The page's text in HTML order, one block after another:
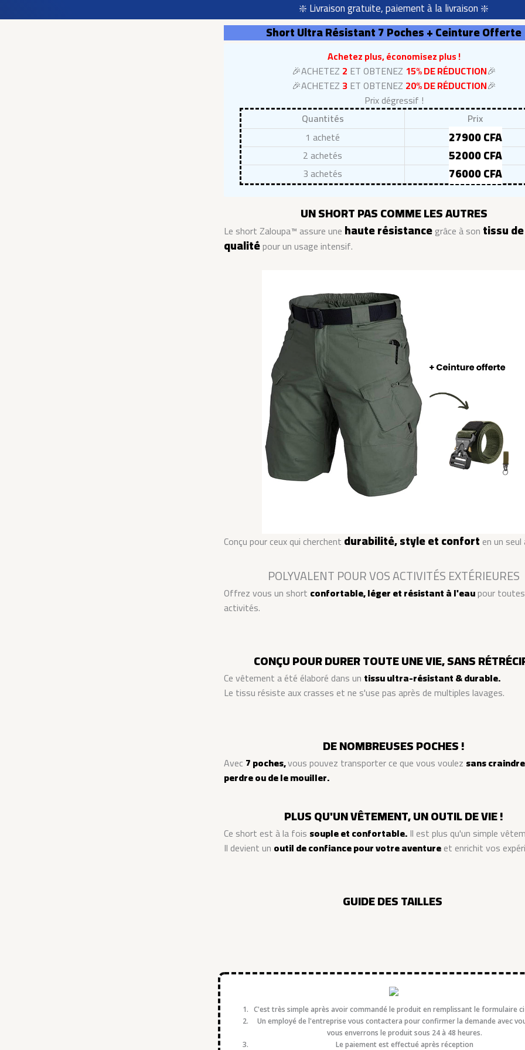
❇️ Livraison gratuite, paiement à la livraison ❇️
Short Ultra Résistant 7 Poches + Ceinture Offerte
Achetez plus, économisez plus !
🎉ACHETEZ 2 ET OBTENEZ 15% DE RÉDUCTION🎉
🎉ACHETEZ 3ET OBTENEZ 20% DE RÉDUCTION🎉
Prix dégressif !
Quantités
Prix
1 acheté
27900 CFA
2 achetés 52000 CFA
3 achetés 76000 CFA
UN SHORT PAS COMME LES AUTRES
Le short Zaloupa™ assure une haute résistancegrâce à son tissu de
qualitépour un usage intensif.
Conçu pour ceux qui cherchent durabilité, style et confort en un
POLYVALENT POUR VOS ACTIVITÉS EXTÉRIEURES
Offrez vous un short confortable, léger et résistant à l'eaupour
activités.
CONÇU POUR DURER TOUTE UNE VIE, SANS
Ce vêtement a été élaboré dans un tissu ultra-résistant & durable.
Le tissu résiste aux crasses et ne s'use pas après de multiples lavages.
DE NOMBREUSES POCHES !
Avec7 poches,vous pouvez transporter ce que vous voulez sans
perdre ou de le mouiller.
PLUS QU'UN VÊTEMENT, UN OUTIL DE VIE !
Ce short est à la fois souple et confortable.Il est plus qu'un simple
Il devient un outil de confiance pour votre aventureet enrichit vos
GUIDE DES TAILLES
C'est très simple après avoir commandé le produit en remplissant le formulaire
Un employé de l'entreprise vous contactera pour confirmer la demande avec
vous enverrons le produit sous 24 à 48 heures.
Le paiement est effectué après réception